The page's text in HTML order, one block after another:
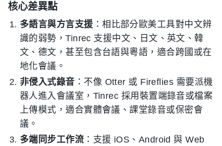
核心差異點
多語言與方言支援 ：相比部分歐美工具對中文辨
識的弱勢，Tinrec 支援中文、日文、英文、韓
文、德文，甚至包含台語與粵語，適合跨國或在
地化會議。
非侵入式錄音 ：不像 Otter 或 Fireflies 需要派機
器人進入會議室，Tinrec 採用裝置端錄音或檔案
上傳模式，適合實體會議、課堂錄音或保密會
議。
多端同步工作流 ：支援 iOS、Android 與 Web